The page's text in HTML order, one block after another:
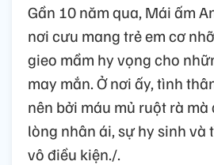
Gần 10 năm qua, Mái ấm
nơi cưu mang trẻ em cơ
gieo mầm hy vọng cho
may mắn. Ở nơi ấy, tình
nên bởi máu mủ ruột rà
lòng nhân ái, sự hy sinh và
vô điều kiện./.